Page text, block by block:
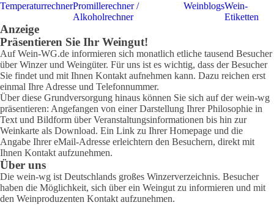
TemperaturrechnerPromillerechner /
Alkoholrechner
WeinblogsWein-
Etiketten
Anzeige
Präsentieren Sie Ihr Weingut!
Auf Wein-WG.de informieren sich monatlich etliche tausend Besucher
über Winzer und Weingüter. Für uns ist es wichtig, dass der Besucher
Sie findet und mit Ihnen Kontakt aufnehmen kann. Dazu reichen erst
einmal Ihre Adresse und Telefonnummer.
Über diese Grundversorgung hinaus können Sie sich auf der wein-wg
präsentieren: Angefangen von einer Darstellung Ihrer Philosophie in
Text und Bildform über Veranstaltungsinformationen bis hin zur
Weinkarte als Download. Ein Link zu Ihrer Homepage und die
Angabe Ihrer eMail-Adresse erleichtern den Besuchern, direkt mit
Ihnen Kontakt aufzunehmen.
Über uns
Die wein-wg ist Deutschlands großes Winzerverzeichnis. Besucher
haben die Möglichkeit, sich über ein Weingut zu informieren und mit
den Weinproduzenten Kontakt aufzunehmen.